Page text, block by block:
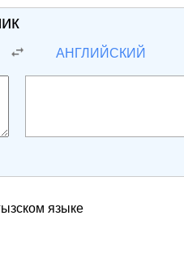
АНГЛИЙСКИЙ
языке